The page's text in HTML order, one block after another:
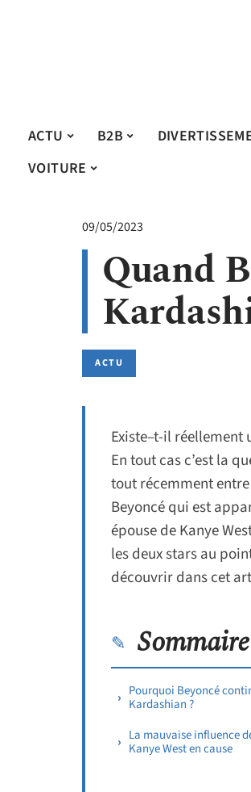
ACTU B2B
VOITURE
09/05/2023
Quand
ACTU
Existe–t-il réellement
En tout cas c’est la
tout récemment
Beyoncé qui est
épouse de Kanye
les deux stars au
découvrir dans cet
Sommaire
Pourquoi Beyoncé
Kardashian ?
La mauvaise influence
Kanye West en cause